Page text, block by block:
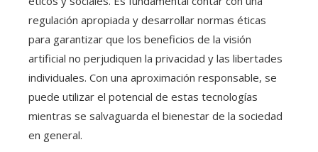
regulación apropiada y desarrollar normas éticas
para garantizar que los beneficios de la visión
artificial no perjudiquen la privacidad y las libertades
individuales. Con una aproximación responsable, se
puede utilizar el potencial de estas tecnologías
mientras se salvaguarda el bienestar de la sociedad
en general.